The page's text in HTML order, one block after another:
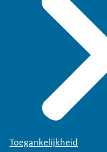
Toegankelijkheid